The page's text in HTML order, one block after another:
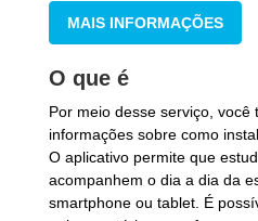
MAIS INFORMAÇÕES
O que é
Por meio desse serviço, você
informações sobre como
O aplicativo permite que
acompanhem o dia a dia da
smartphone ou tablet. É